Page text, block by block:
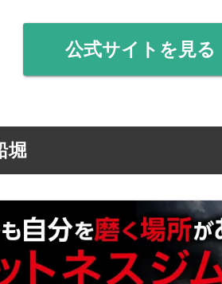
公式サイトを見る
堀